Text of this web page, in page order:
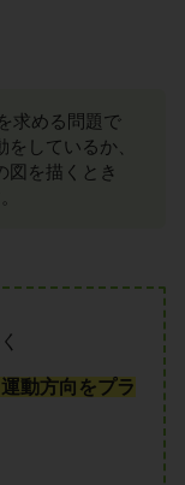
求める問題で
しているか、
図を描くとき
運動方向をプラ